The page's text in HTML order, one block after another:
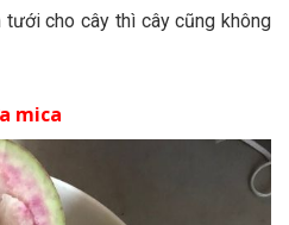
cho cây thì cây cũng không
mica